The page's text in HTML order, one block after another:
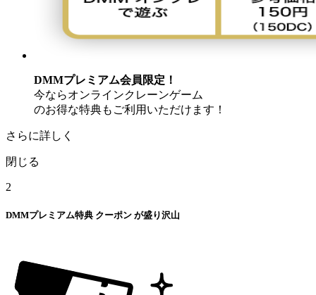
DMMプレミアム会員限定！
今ならオンラインクレーンゲーム
のお得な特典もご利用いただけます！
さらに詳しく
閉じる
2
DMMプレミアム特典 クーポン が盛り沢山